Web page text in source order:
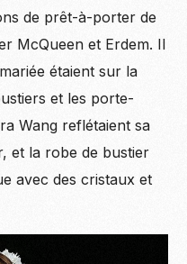
de prêt-à-porter de
McQueen et Erdem. Il
étaient sur la
et les porte-
Wang reflétaient sa
et la robe de bustier
avec des cristaux et